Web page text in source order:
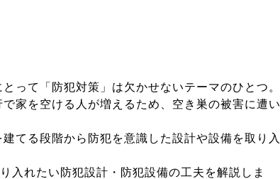
って「防犯対策」は欠かせないテーマのひとつ。
家を空ける人が増えるため、空き巣の被害に遭い
てる段階から防犯を意識した設計や設備を取り入
入れたい防犯設計・防犯設備の工夫を解説しま